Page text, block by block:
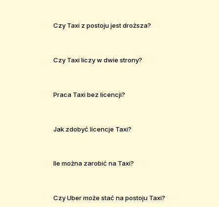
Czy Taxi z postoju jest droższa?
Czy Taxi liczy w dwie strony?
Praca Taxi bez licencji?
Jak zdobyć licencje Taxi?
Ile można zarobić na Taxi?
Czy Uber może stać na postoju Taxi?